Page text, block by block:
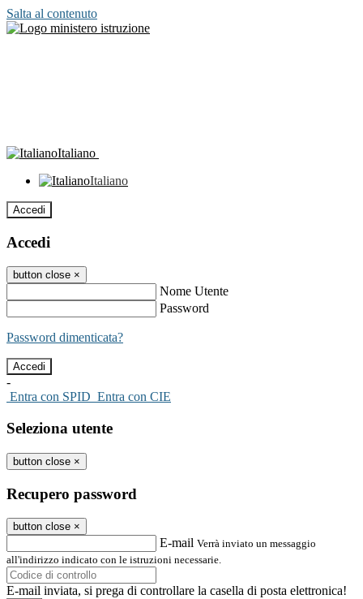
Salta al contenuto
Italiano
Italiano
Accedi
Accedi
button close ×
Nome Utente
Password
Password dimenticata?
-
Entra con SPID Entra con CIE
Seleziona utente
button close ×
Recupero password
button close ×
E-mail Verrà inviato un messaggio
all'indirizzo indicato con le istruzioni necessarie.
E-mail inviata, si prega di controllare la casella di posta elettronica!